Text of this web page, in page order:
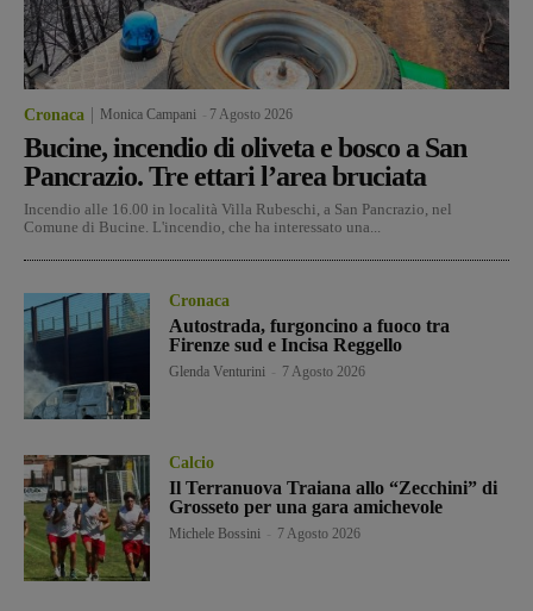
Cronaca Monica Campani 7 Agosto 2026
Bucine, incendio di oliveta e bosco a San
Pancrazio. Tre ettari l’area bruciata
Incendio alle 16.00 in località Villa Rubeschi, a San Pancrazio, nel
Comune di Bucine. L'incendio, che ha interessato una...
Cronaca
Autostrada, furgoncino a fuoco tra
Firenze sud e Incisa Reggello
Glenda Venturini 7 Agosto 2026
Calcio
Il Terranuova Traiana allo “Zecchini” di
Grosseto per una gara amichevole
Michele Bossini 7 Agosto 2026